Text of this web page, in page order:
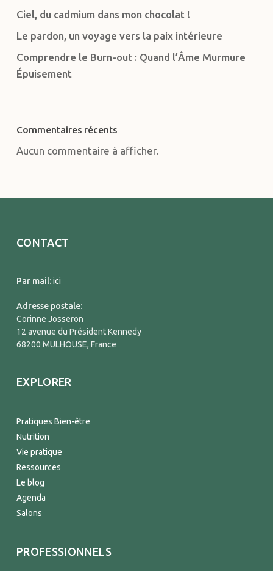
Ciel, du cadmium dans mon chocolat !
Le pardon, un voyage vers la paix intérieure
Comprendre le Burn-out : Quand l’Âme Murmure
Épuisement
Commentaires récents
Aucun commentaire à afficher.
CONTACT
Par mail:ici
Adresse postale:
Corinne Josseron
12 avenue du Président Kennedy
68200 MULHOUSE, France
EXPLORER
Pratiques Bien-être
Nutrition
Vie pratique
Ressources
Le blog
Agenda
Salons
PROFESSIONNELS